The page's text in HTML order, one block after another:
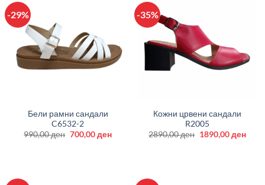
-29%
Бели рамни сандали
C6532-2
990,00ден Original
price
700,00денCurrent
-35%
Кожни црвени сандали
R2005
2890,00ден Original
1890,00ден